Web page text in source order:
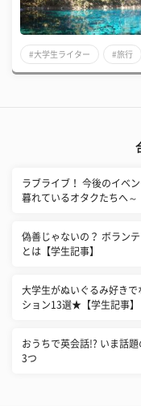
#大学生ライター #旅行
ラブライブ！ 今後のイベ
暮れているオタクたちへ～
偽善じゃないの？ ボラン
とは【学生記事】
大学生がぬいぐるみ好き
ション13選★【学生記事】
おうちで英会話!? いま話
3つ